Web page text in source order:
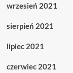
wrzesień 2021
sierpień 2021
lipiec 2021
czerwiec 2021